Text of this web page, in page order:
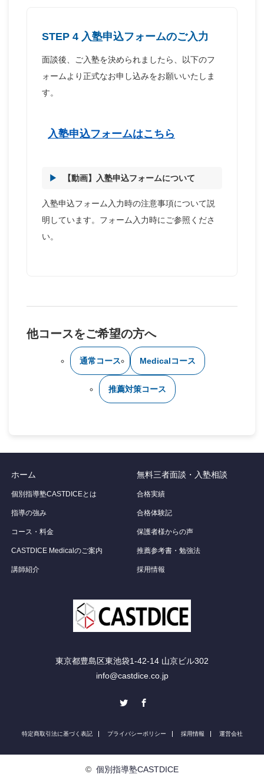
STEP 4 入塾申込フォームのご入力
面談後、ご入塾を決められましたら、以下のフ
ォームより正式なお申し込みをお願いいたしま
す。
入塾申込フォームはこちら
【動画】入塾申込フォームについて
入塾申込フォーム入力時の注意事項について説
明しています。フォーム入力時にご参照くださ
い。
他コースをご希望の方へ
通常コース Medicalコース
推薦対策コース
ホーム
個別指導塾CASTDICEとは
指導の強み
コース・料金
CASTDICE Medicalのご案内
講師紹介
無料三者面談・入塾相談
合格実績
合格体験記
保護者様からの声
推薦参考書・勉強法
採用情報
東京都豊島区東池袋1-42-14 山京ビル302
info@castdice.co.jp
特定商取引法に基づく表記 プライバシーポリシー 採用情報 運営会社
© 個別指導塾CASTDICE